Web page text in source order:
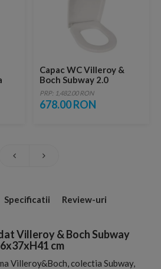
Capac WC Villeroy &
Boch Subway 2.0
Softclose
PRP: 1,482.00 RON
678.00 RON
Specificatii Review-uri
Villeroy & Boch Subway
cm
Villeroy&Boch, colectia Subway,